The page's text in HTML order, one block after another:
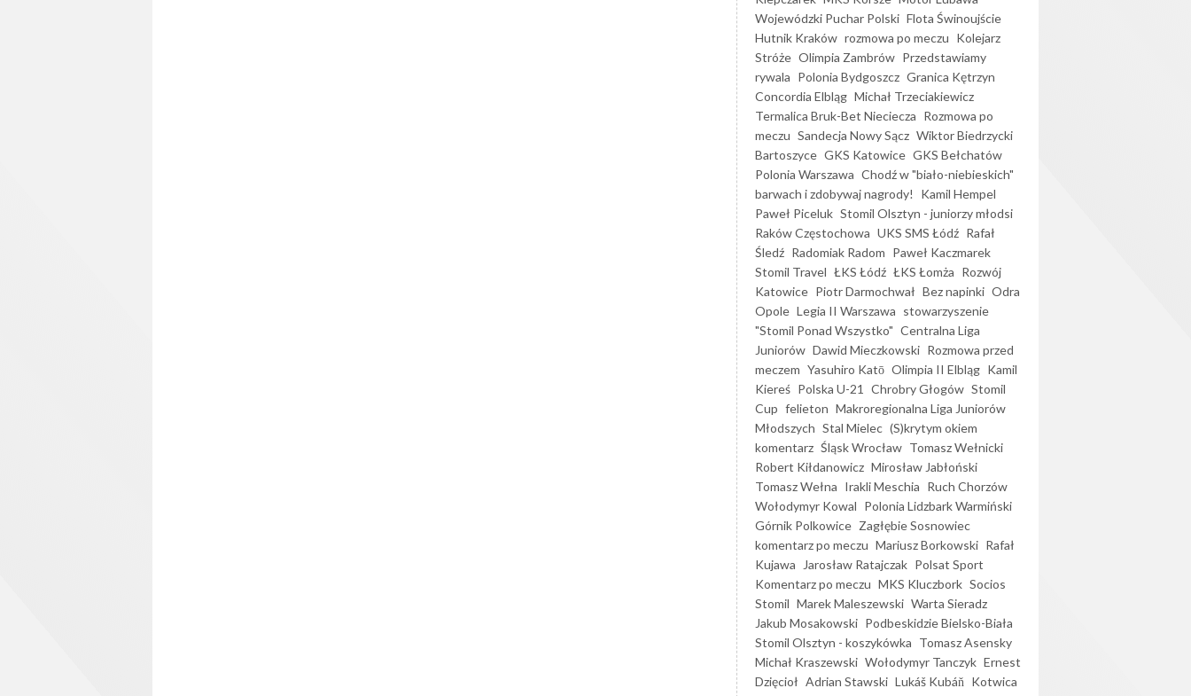
Wojewódzki Puchar Polski Flota Świnoujście
Hutnik Kraków rozmowa po meczu Kolejarz
Stróże Olimpia Zambrów Przedstawiamy
rywala Polonia Bydgoszcz Granica Kętrzyn
Concordia Elbląg Michał Trzeciakiewicz
Termalica Bruk-Bet Nieciecza Rozmowa po
meczu Sandecja Nowy Sącz Wiktor Biedrzycki
Bartoszyce GKS Katowice GKS Bełchatów
Polonia Warszawa Chodź w "biało-niebieskich"
barwach i zdobywaj nagrody!
Kamil Hempel
Paweł Piceluk Stomil Olsztyn - juniorzy młodsi
Raków Częstochowa UKS SMS Łódź Rafał
Śledź Radomiak Radom Paweł Kaczmarek
Stomil Travel ŁKS Łódź ŁKS Łomża Rozwój
Katowice Piotr Darmochwał Bez napinki Odra
Opole Legia II Warszawa stowarzyszenie
"Stomil Ponad Wszystko" Centralna Liga
Juniorów Dawid Mieczkowski Rozmowa przed
meczem Yasuhiro Katō Olimpia II Elbląg Kamil
Kiereś Polska U-21 Chrobry Głogów Stomil
Cup felieton Makroregionalna Liga Juniorów
Młodszych Stal Mielec (S)krytym okiem
komentarz Śląsk Wrocław Tomasz Wełnicki
Robert Kiłdanowicz Mirosław Jabłoński
Tomasz Wełna Irakli Meschia Ruch Chorzów
Wołodymyr Kowal Polonia Lidzbark Warmiński
Górnik Polkowice Zagłębie Sosnowiec
komentarz po meczu Mariusz Borkowski Rafał
Kujawa
Jarosław Ratajczak Polsat Sport
Komentarz po meczu MKS Kluczbork Socios
Stomil Marek Maleszewski Warta Sieradz
Jakub Mosakowski Podbeskidzie Bielsko-Biała
Stomil Olsztyn - koszykówka Tomasz Asensky
Michał Kraszewski Wołodymyr Tanczyk Ernest
Dzięcioł Adrian Stawski Lukáš Kubáň Kotwica